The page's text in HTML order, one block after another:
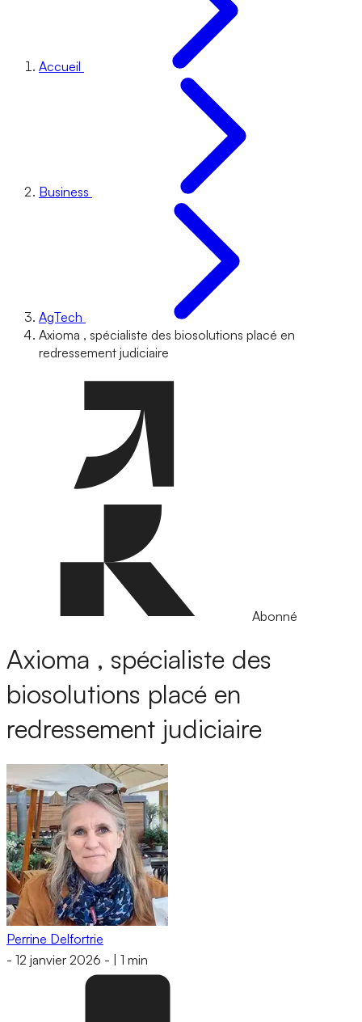
Accueil
Business
AgTech
Axioma , spécialiste des biosolutions placé en
redressement judiciaire
Abonné
Axioma , spécialiste des
biosolutions placé en
redressement judiciaire
Perrine Delfortrie
- 12 janvier 2026 - 1 min